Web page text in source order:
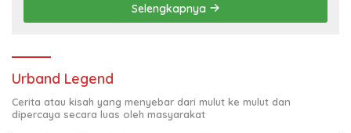
Selengkapnya
Urband Legend
Cerita atau kisah yang menyebar dari mulut ke mulut dan
dipercaya secara luas oleh masyarakat